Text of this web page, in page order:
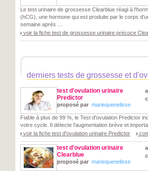
Le test urinaire de grossesse Clearblue réagi à
(hCG), une hormone qui est produite par le corps
semaine après ...
voir la fiche test de grossesse urinaire précoce
derniers tests de grossesse et
test d'ovulation urinaire
Predictor
proposé par mariequenelisse
Fiable à plus de 99 %, le Test d'ovulation Predictor
votre cycle. Il détecte l'augmentation brève et
voir la fiche test d'ovulation urinaire Predictor
test d'ovulation urinaire
Clearblue
proposé par mariequenelisse